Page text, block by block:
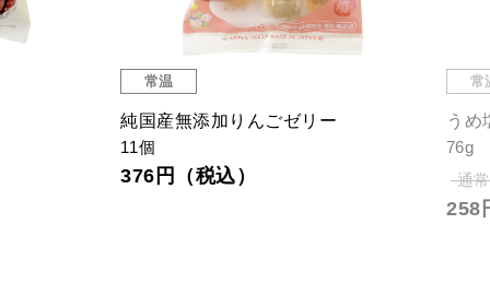
常温
純国産無添加りんごゼリー
11個
376円（税込）
常
うめ
76g
通
258